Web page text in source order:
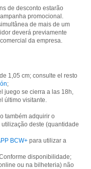
de desconto estarão
promocional.
de mais de um
deverá previamente
da empresa.
1,05 cm; consulte el resto
;
juego se cierra a las 18h,
último visitante.
também adquirir o
deste (quantidade
BCW+ para utilizar a
disponibilidade;
ou na bilheteria) não